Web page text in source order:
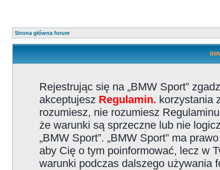
Strona główna forum
Rejestrując się na „BMW Sport”
akceptujesz Regulamin. korzystania
rozumiesz, nie rozumiesz
że warunki są sprzeczne lub nie
„BMW Sport”. „BMW Sport” ma
aby Cię o tym poinformować, lecz w
warunki podczas dalszego używania